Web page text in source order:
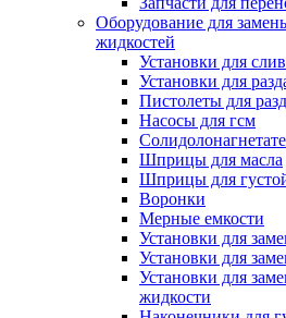
Оборудование для
жидкостей
Установки для
Установки для
Пистолеты для
Насосы для гсм
Шприцы для масла
Шприцы для
Воронки
Мерные емкости
Установки для
Установки для
Установки для
жидкости